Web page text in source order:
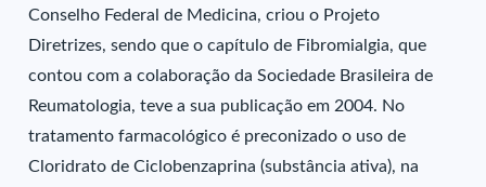
Conselho Federal de Medicina, criou o Projeto
Diretrizes, sendo que o capítulo de Fibromialgia, que
contou com a colaboração da Sociedade Brasileira de
Reumatologia, teve a sua publicação em 2004. No
tratamento farmacológico é preconizado o uso de
Cloridrato de Ciclobenzaprina (substância ativa), na